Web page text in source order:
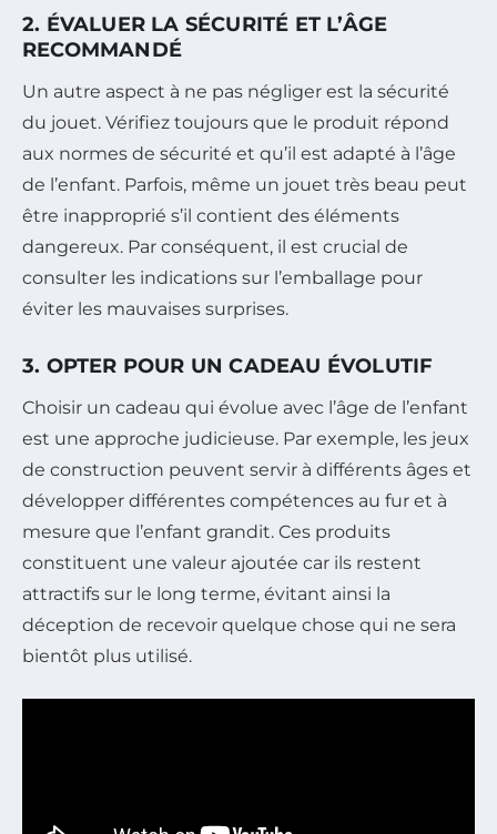
2. ÉVALUER LA SÉCURITÉ ET L’ÂGE
RECOMMANDÉ
Un autre aspect à ne pas négliger est la sécurité
du jouet. Vérifiez toujours que le produit répond
aux normes de sécurité et qu’il est adapté à l’âge
de l’enfant. Parfois, même un jouet très beau peut
être inapproprié s’il contient des éléments
dangereux. Par conséquent, il est crucial de
consulter les indications sur l’emballage pour
éviter les mauvaises surprises.
3. OPTER POUR UN CADEAU ÉVOLUTIF
Choisir un cadeau qui évolue avec l’âge de l’enfant
est une approche judicieuse. Par exemple, les jeux
de construction peuvent servir à différents âges et
développer différentes compétences au fur et à
mesure que l’enfant grandit. Ces produits
constituent une valeur ajoutée car ils restent
attractifs sur le long terme, évitant ainsi la
déception de recevoir quelque chose qui ne sera
bientôt plus utilisé.